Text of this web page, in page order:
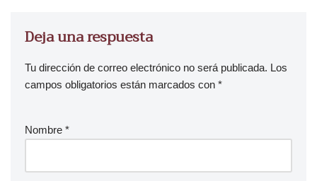
Deja una respuesta
Tu dirección de correo electrónico no será publicada. Los
campos obligatorios están marcados con *
Nombre *